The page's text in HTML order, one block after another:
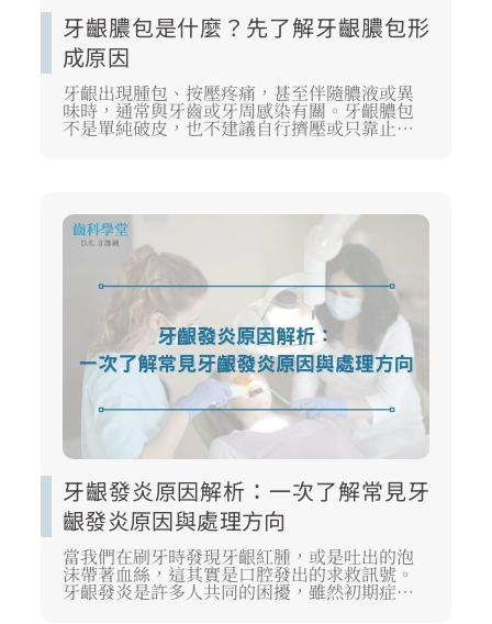
牙齦膿包是什麼？先了解牙齦膿包形
成原因
牙齦出現腫包、按壓疼痛，甚至伴隨膿液或異
味時，通常與牙齒或牙周感染有關。牙齦膿包
不是單純破皮，也不建議自行擠壓或只靠止痛
牙齦發炎原因解析：一次了解常見牙
齦發炎原因與處理方向
當我們在刷牙時發現牙齦紅腫，或是吐出的泡
沫帶著血絲，這其實是口腔發出的求救訊號。
牙齦發炎是許多人共同的困擾，雖然初期症狀
往往微弱，但若不釐清背後的病理機制，長期